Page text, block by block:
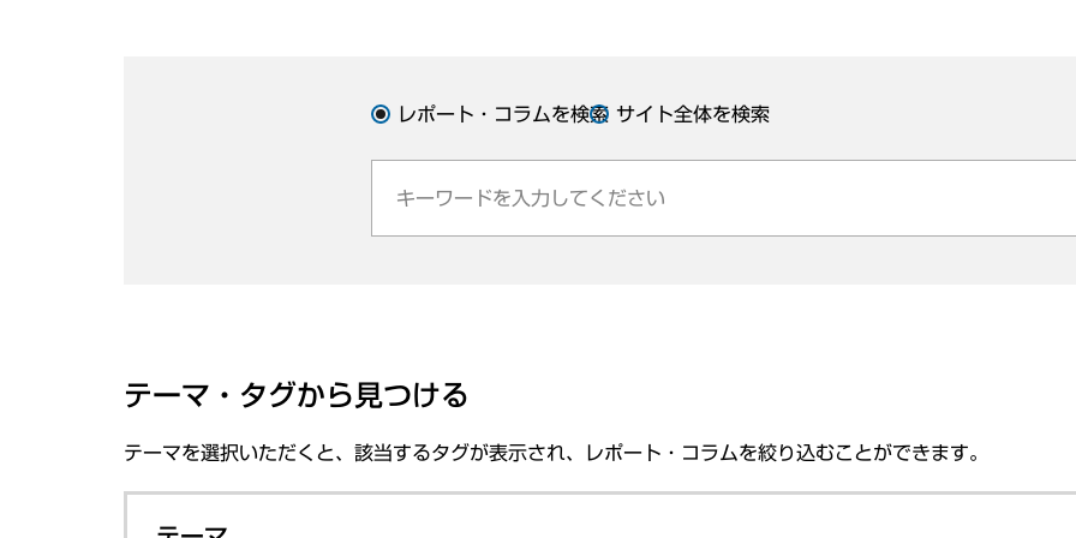
レポート・コラムを検索 サイト全体を検索
テーマ・タグから見つける
テーマを選択いただくと、該当するタグが表示され、レポート・コラムを絞り込むことができます。